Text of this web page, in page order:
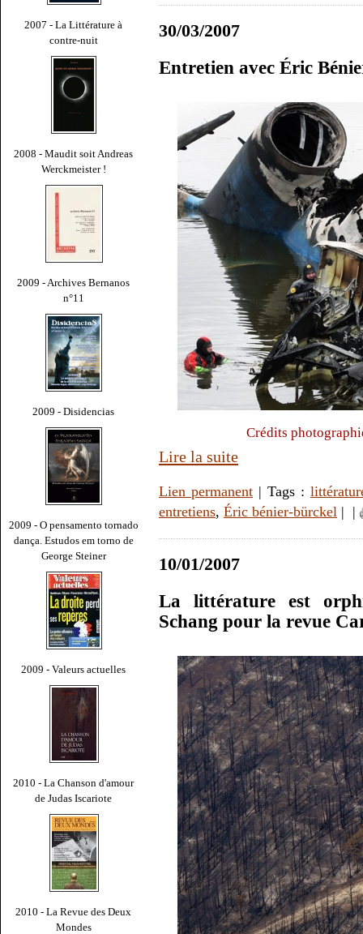
2007 - La Littérature à
contre-nuit
2008 - Maudit soit Andreas
Werckmeister !
2009 - Archives Bernanos
n°11
2009 - Disidencias
2009 - O pensamento tornado
dança. Estudos em torno de
George Steiner
2009 - Valeurs actuelles
2010 - La Chanson d'amour
de Judas Iscariote
2010 - La Revue des Deux
Mondes
30/03/2007
Entretien avec Éric
Crédits
Lire la suite
Lien permanent | Tags :
entretiens, Éric bénier-bürckel | |
10/01/2007
La littérature est
Schang pour la revue